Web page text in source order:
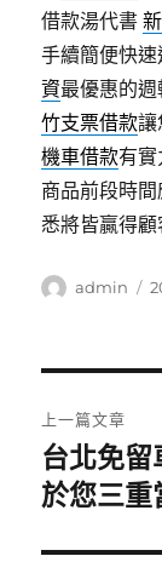
借款湯代書
手續簡便快
資最優惠的
竹支票借款讓
機車借款有
商品前段時
悉將皆贏得
作
admin
章
導
覽
上一篇文章
上
一
文
台北免
於您三重